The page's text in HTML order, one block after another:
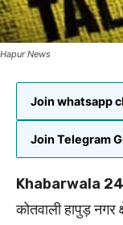
Hapur News
Join whatsapp
Join Telegram
Khabarwala
कोतवाली हापुड़